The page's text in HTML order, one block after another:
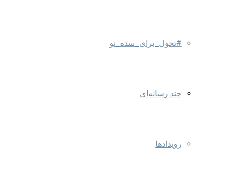
#تحول_برای_سده_نو
چند رسانه‌ای
رویدادها